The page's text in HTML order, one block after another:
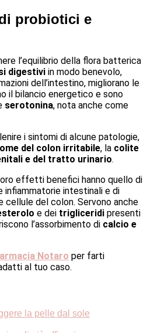
probiotici e
l’equilibrio della flora batterica
digestivi in modo benevolo,
dell’intestino, migliorano le
il bilancio energetico e sono
serotonina, nota anche come
i sintomi di alcune patologie,
del colon irritabile, la colite
e del tratto urinario.
effetti benefici hanno quello di
intestinali e di
cellule del colon. Servono anche
e dei trigliceridi presenti
l’assorbimento di calcio e
Notaro per farti
al tuo caso.
la pelle dal sole